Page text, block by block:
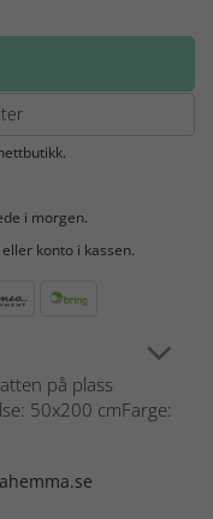
i morgen.
konto i kassen.
på plass
50x200 cmFarge: